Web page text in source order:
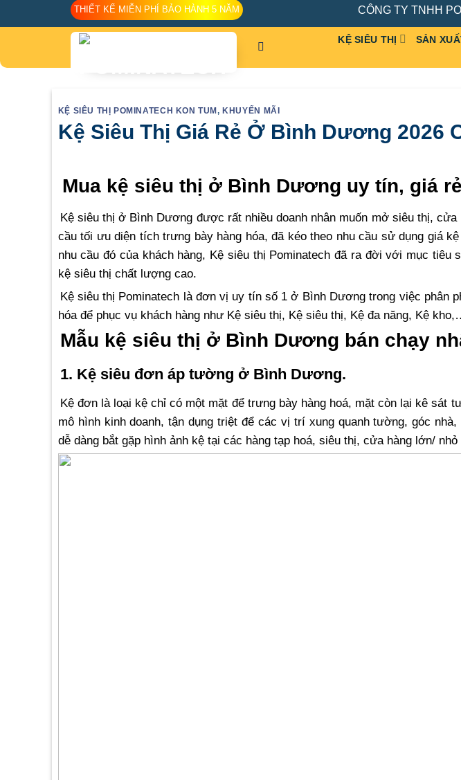
to
THIẾT KẾ MIỄN PHÍ BẢO HÀNH 5 NĂM CÔNG TY TNHH
KỆ SIÊU THỊ SẢN
KỆ SIÊU THỊ POMINATECH KON TUM, KHUYẾN MÃI
Kệ Siêu Thị Giá Rẻ Ở Bình Dương 2026
Mua kệ siêu thị ở Bình Dương uy tín, giá
Kệ siêu thị ở Bình Dương được rất nhiều doanh nhân muốn mở siêu thị,
cầu tối ưu diện tích trưng bày hàng hóa, đã kéo theo nhu cầu sử dụng giá
nhu cầu đó của khách hàng, Kệ siêu thị Pominatech đã ra đời với mục tiêu
kệ siêu thị chất lượng cao.
Kệ siêu thị Pominatech là đơn vị uy tín số 1 ở Bình Dương trong việc phân
hóa để phục vụ khách hàng như Kệ siêu thị, Kệ siêu thị, Kệ đa năng, Kệ
Mẫu kệ siêu thị ở Bình Dương bán chạy
1. Kệ siêu đơn áp tường ở Bình Dương.
Kệ đơn là loại kệ chỉ có một mặt để trưng bày hàng hoá, mặt còn lại kê sát
mô hình kinh doanh, tận dụng triệt để các vị trí xung quanh tường, góc
dễ dàng bắt gặp hình ảnh kệ tại các hàng tạp hoá, siêu thị, cửa hàng lớn/ nhỏ